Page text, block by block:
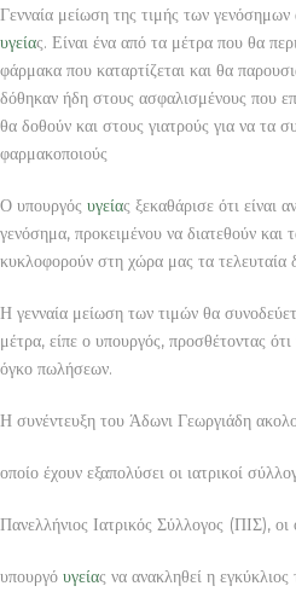
Γενναία μείωση της τιμής των
υγείας. Είναι ένα από τα μέτρα που θα
φάρμακα που καταρτίζεται και θα
δόθηκαν ήδη στους ασφαλισμένους που
θα δοθούν και στους γιατρούς για να τα
φαρμακοποιούς
Ο υπουργός υγείας ξεκαθάρισε ότι είναι
γενόσημα, προκειμένου να διατεθούν
κυκλοφορούν στη χώρα μας τα τελευταία
Η γενναία μείωση των τιμών θα
μέτρα, είπε ο υπουργός, προσθέτοντας
όγκο πωλήσεων.
Η συνέντευξη του Άδωνι Γεωργιάδη
οποίο έχουν εξαπολύσει οι ιατρικοί
Πανελλήνιος Ιατρικός Σύλλογος (ΠΙΣ), οι
υπουργό υγείας να ανακληθεί η